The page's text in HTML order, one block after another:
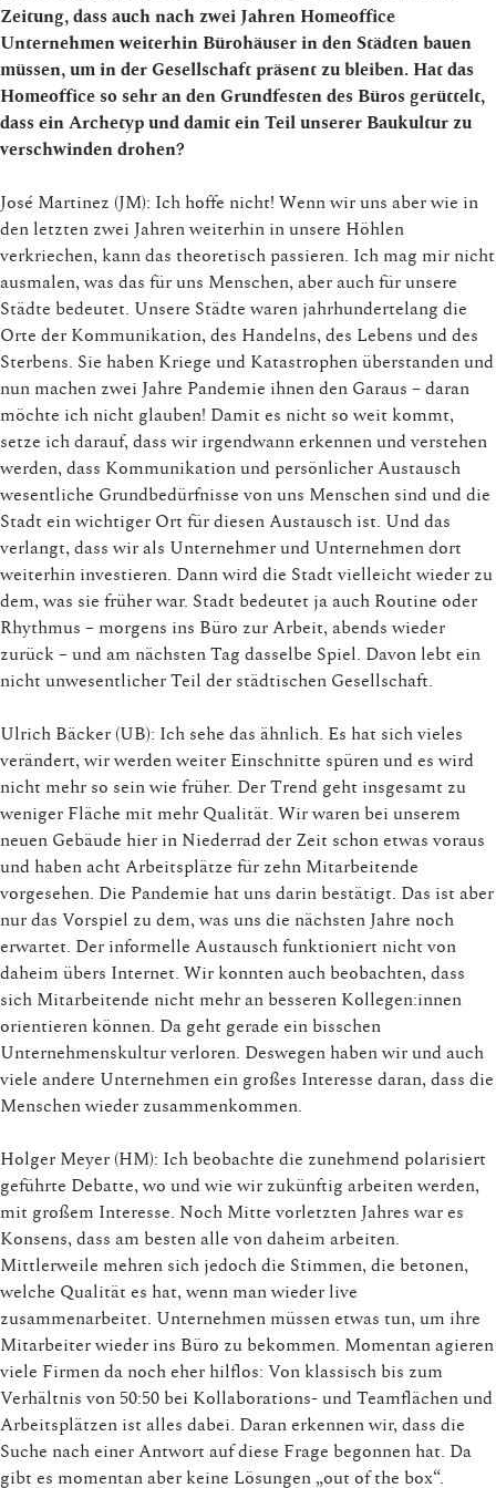
Zeitung, dass auch nach zwei Jahren Homeoffice
Unternehmen weiterhin Bürohäuser in den Städten bauen
müssen, um in der Gesellschaft präsent zu bleiben. Hat das
Homeoffice so sehr an den Grundfesten des Büros gerüttelt,
dass ein Archetyp und damit ein Teil unserer Baukultur zu
verschwinden drohen?
José Martinez (JM): Ich hoffe nicht! Wenn wir uns aber wie in
den letzten zwei Jahren weiterhin in unsere Höhlen
verkriechen, kann das theoretisch passieren. Ich mag mir nicht
ausmalen, was das für uns Menschen, aber auch für unsere
Städte bedeutet. Unsere Städte waren jahrhundertelang die
Orte der Kommunikation, des Handelns, des Lebens und des
Sterbens. Sie haben Kriege und Katastrophen überstanden und
nun machen zwei Jahre Pandemie ihnen den Garaus – daran
möchte ich nicht glauben! Damit es nicht so weit kommt,
setze ich darauf, dass wir irgendwann erkennen und verstehen
werden, dass Kommunikation und persönlicher Austausch
wesentliche Grundbedürfnisse von uns Menschen sind und die
Stadt ein wichtiger Ort für diesen Austausch ist. Und das
verlangt, dass wir als Unternehmer und Unternehmen dort
weiterhin investieren. Dann wird die Stadt vielleicht wieder zu
dem, was sie früher war. Stadt bedeutet ja auch Routine oder
Rhythmus – morgens ins Büro zur Arbeit, abends wieder
zurück – und am nächsten Tag dasselbe Spiel. Davon lebt ein
nicht unwesentlicher Teil der städtischen Gesellschaft.
Ulrich Bäcker (UB): Ich sehe das ähnlich. Es hat sich vieles
verändert, wir werden weiter Einschnitte spüren und es wird
nicht mehr so sein wie früher. Der Trend geht insgesamt zu
weniger Fläche mit mehr Qualität. Wir waren bei unserem
neuen Gebäude hier in Niederrad der Zeit schon etwas voraus
und haben acht Arbeitsplätze für zehn Mitarbeitende
vorgesehen. Die Pandemie hat uns darin bestätigt. Das ist aber
nur das Vorspiel zu dem, was uns die nächsten Jahre noch
erwartet. Der informelle Austausch funktioniert nicht von
daheim übers Internet. Wir konnten auch beobachten, dass
sich Mitarbeitende nicht mehr an besseren Kollegen:innen
orientieren können. Da geht gerade ein bisschen
Unternehmenskultur verloren. Deswegen haben wir und auch
viele andere Unternehmen ein großes Interesse daran, dass die
Menschen wieder zusammenkommen.
Holger Meyer (HM): Ich beobachte die zunehmend polarisiert
geführte Debatte, wo und wie wir zukünftig arbeiten werden,
mit großem Interesse. Noch Mitte vorletzten Jahres war es
Konsens, dass am besten alle von daheim arbeiten.
Mittlerweile mehren sich jedoch die Stimmen, die betonen,
welche Qualität es hat, wenn man wieder live
zusammenarbeitet. Unternehmen müssen etwas tun, um ihre
Mitarbeiter wieder ins Büro zu bekommen. Momentan agieren
viele Firmen da noch eher hilflos: Von klassisch bis zum
Verhältnis von 50:50 bei Kollaborations- und Teamflächen und
Arbeitsplätzen ist alles dabei. Daran erkennen wir, dass die
Suche nach einer Antwort auf diese Frage begonnen hat. Da
gibt es momentan aber keine Lösungen „out of the box“.